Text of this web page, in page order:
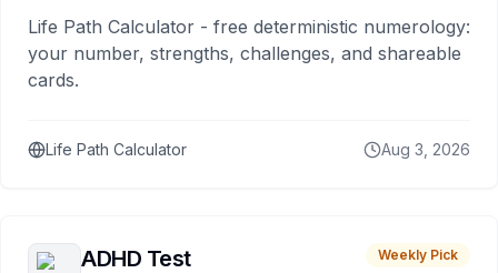
Life Path Calculator - free deterministic numerology:
your number, strengths, challenges, and shareable
cards.
Life Path Calculator Aug 3, 2026
ADHD Test Weekly Pick